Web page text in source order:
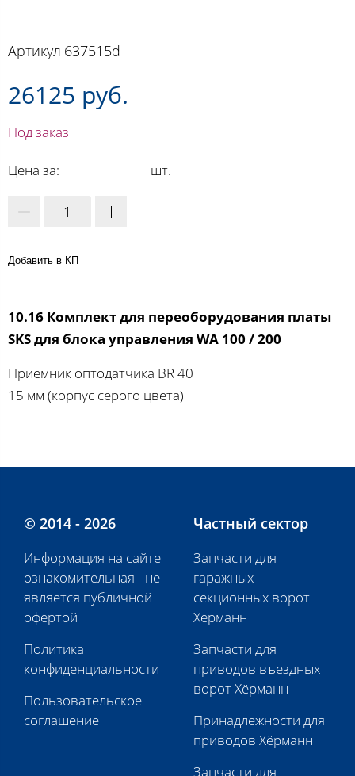
Артикул 637515d
26125 руб.
Под заказ
Цена за: шт.
Добавить в КП
10.16 Комплект для переоборудования платы
SKS для блока управления WA 100 / 200
Приемник оптодатчика BR 40
15 мм (корпус серого цвета)
© 2014 - 2026
Информация на сайте
ознакомительная - не
является публичной
офертой
Политика
конфиденциальности
Пользовательское
соглашение
Частный сектор
Запчасти для
гаражных
секционных ворот
Хёрманн
Запчасти для
приводов въездных
ворот Хёрманн
Принадлежности для
приводов Хёрманн
Запчасти для